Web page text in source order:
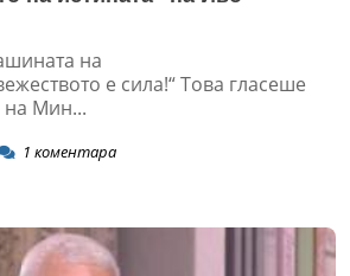
на
е сила!“ Това гласеше
на Мин...
1 коментара